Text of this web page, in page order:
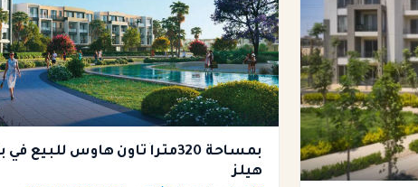
بمساحة 320متراً تاون هاوس للبيع في
هيلز